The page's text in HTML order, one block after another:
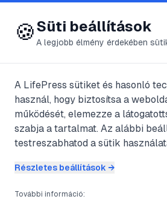
😍 LifePress
@BadicsGrg
2011. szeptember 15.
Extrém
🍪Süti beállítások
A legjobb élmény érdekében
A LifePress sütiket és hasonló
használ, hogy biztosítsa a
működését, elemezze a
szabja a tartalmat. Az alábbi
testreszabhatod a sütik
Részletes beállítások →
További információ: